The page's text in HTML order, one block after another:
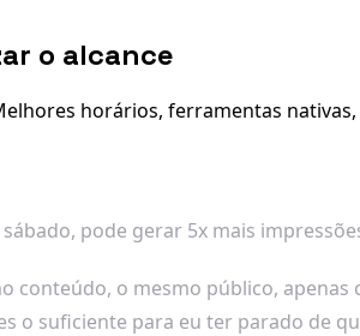
o alcance
horários, ferramentas
pode gerar 5x mais
conteúdo, o mesmo público,
o suficiente para eu ter parado de